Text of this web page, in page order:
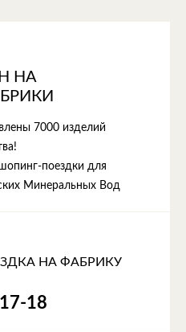
НА
7000 изделий
поездки для
Минеральных Вод
НА ФАБРИКУ
18